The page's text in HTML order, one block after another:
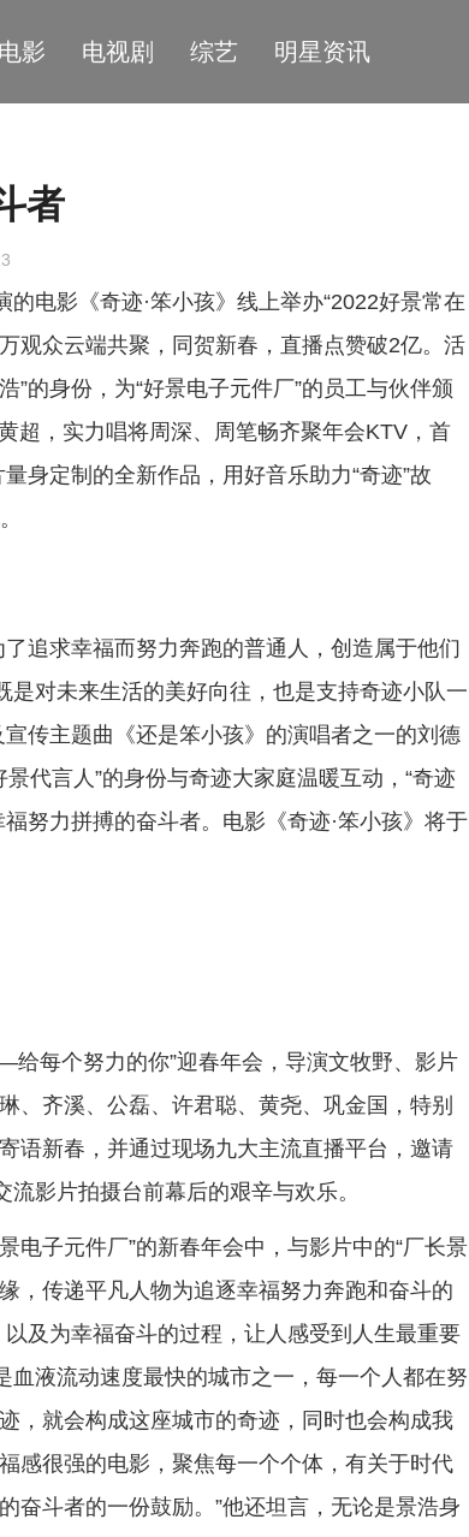
电影 电视剧 综艺 明星资讯
者
电影《奇迹·笨小孩》线上举办“2022好景常在
众云端共聚，同贺新春，直播点赞破2亿。活
”的身份，为“好景电子元件厂”的员工与伙伴颁
超，实力唱将周深、周笔畅齐聚年会KTV，首
身定制的全新作品，用好音乐助力“奇迹”故
追求幸福而努力奔跑的普通人，创造属于他们
是对未来生活的美好向往，也是支持奇迹小队一
传主题曲《还是笨小孩》的演唱者之一的刘德
代言人”的身份与奇迹大家庭温暖互动，“奇迹
努力拼搏的奋斗者。电影《奇迹·笨小孩》将于
每个努力的你”迎春年会，导演文牧野、影片
、齐溪、公磊、许君聪、黄尧、巩金国，特别
语新春，并通过现场九大主流直播平台，邀请
影片拍摄台前幕后的艰辛与欢乐。
电子元件厂”的新春年会中，与影片中的“厂长景
，传递平凡人物为追逐幸福努力奔跑和奋斗的
及为幸福奋斗的过程，让人感受到人生最重要
血液流动速度最快的城市之一，每一个人都在努
，就会构成这座城市的奇迹，同时也会构成我
感很强的电影，聚焦每一个个体，有关于时代
奋斗者的一份鼓励。”他还坦言，无论是景浩身